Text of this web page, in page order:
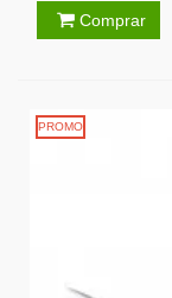
Comprar
PROMO